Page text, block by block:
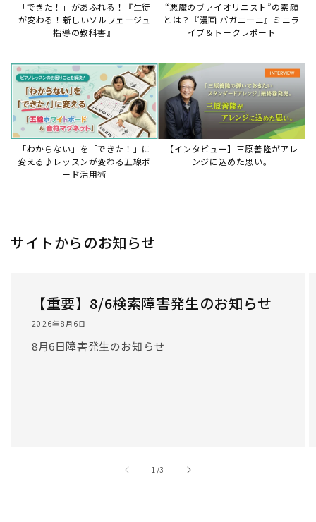
「できた！」があふれる！『生徒
が変わる！新しいソルフェージュ
指導の教科書』
“悪魔のヴァイオリニスト”の素顔
とは？『漫画 パガニーニ』ミニラ
イブ＆トークレポート
「わからない」を「できた！」に
変える♪レッスンが変わる五線ボ
ード活用術
【インタビュー】三原善隆がアレ
ンジに込めた思い。
サイトからのお知らせ
【重要】8/6検索障害発生のお知らせ
2026年8月6日
8月6日障害発生のお知らせ
1 //3